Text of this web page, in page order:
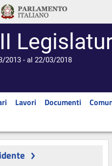
2013 - al 22/03/2018
Lavori Documenti